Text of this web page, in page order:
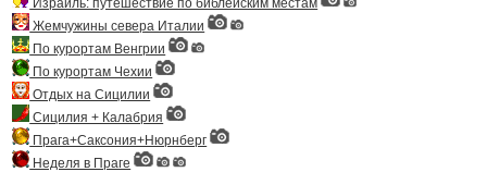
Израиль: путешествие по библейским местам
Жемчужины севера Италии
По курортам Венгрии
По курортам Чехии
Отдых на Сицилии
Сицилия + Калабрия
Прага+Саксония+Нюрнберг
Неделя в Праге